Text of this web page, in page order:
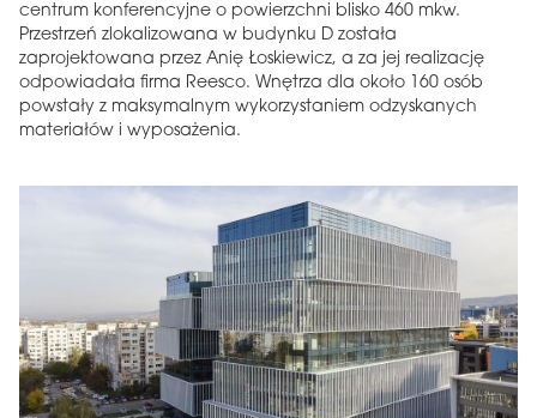
centrum konferencyjne o powierzchni blisko 460 mkw.
Przestrzeń zlokalizowana w budynku D została
zaprojektowana przez Anię Łoskiewicz, a za jej realizację
odpowiadała firma Reesco. Wnętrza dla około 160 osób
powstały z maksymalnym wykorzystaniem odzyskanych
materiałów i wyposażenia.